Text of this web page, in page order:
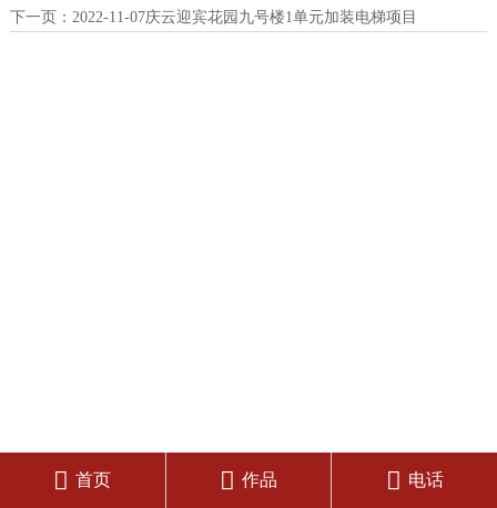
下一页： 2022-11-07庆云迎宾花园九号楼1单元加装电梯项目
 首页  作品  电话